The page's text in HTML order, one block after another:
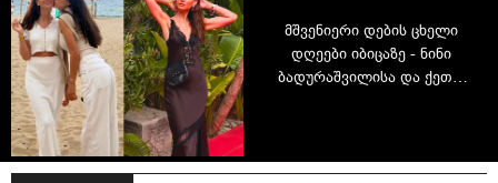
მშვენიერი დების ცხელი
დღეები იბიცაზე - ნინი
ბადურაშვილისა და ქეთო